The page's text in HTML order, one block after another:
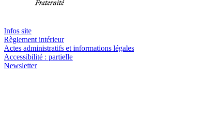
Infos site
Règlement intérieur
Actes administratifs et informations légales
Accessibilité : partielle
Newsletter